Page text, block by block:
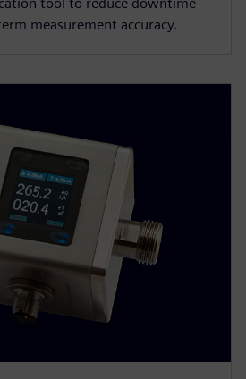
measurement accuracy.